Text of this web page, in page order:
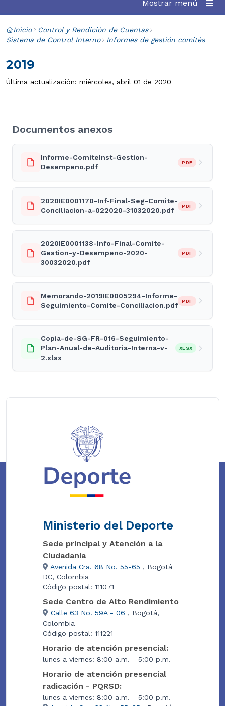
Mostrar menú
Inicio
Control y Rendición de Cuentas
Sistema de Control Interno
Informes de gestión comités
2019
Última actualización: miércoles, abril 01 de 2020
Documentos anexos
Informe-ComiteInst-Gestion-
Desempeno.pdf
PDF
2020IE0001170-Inf-Final-Seg-Comite-
Conciliacion-a-022020-31032020.pdf
PDF
2020IE0001138-Info-Final-Comite-
Gestion-y-Desempeno-2020-
30032020.pdf
PDF
Memorando-2019IE0005294-Informe-
Seguimiento-Comite-Conciliacion.pdf
PDF
Copia-de-SG-FR-016-Seguimiento-
Plan-Anual-de-Auditoria-Interna-v-
2.xlsx
XLSX
Ministerio del Deporte
Sede principal y Atención a la
Ciudadanía
Avenida Cra. 68 No. 55-65 , Bogotá
DC, Colombia
Código postal: 111071
Sede Centro de Alto Rendimiento
Calle 63 No. 59A - 06 , Bogotá,
Colombia
Código postal: 111221
Horario de atención presencial:
lunes a viernes: 8:00 a.m. - 5:00 p.m.
Horario de atención presencial
radicación - PQRSD:
lunes a viernes: 8:00 a.m. - 5:00 p.m.